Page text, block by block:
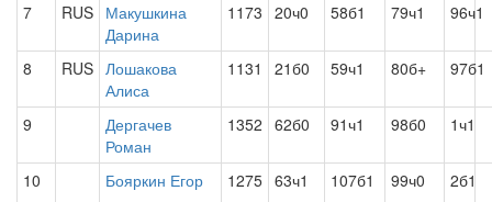
7 RUS Макушкина
Дарина
1173 20ч0 58б1 79ч1 96ч1
8 RUS Лошакова
Алиса
1131 21б0 59ч1 80б+ 97б1
9
Дергачев
Роман
1352 62б0 91ч1 98б0 1ч1
10 Бояркин Егор 1275 63ч1 107б1 99ч0 2б1